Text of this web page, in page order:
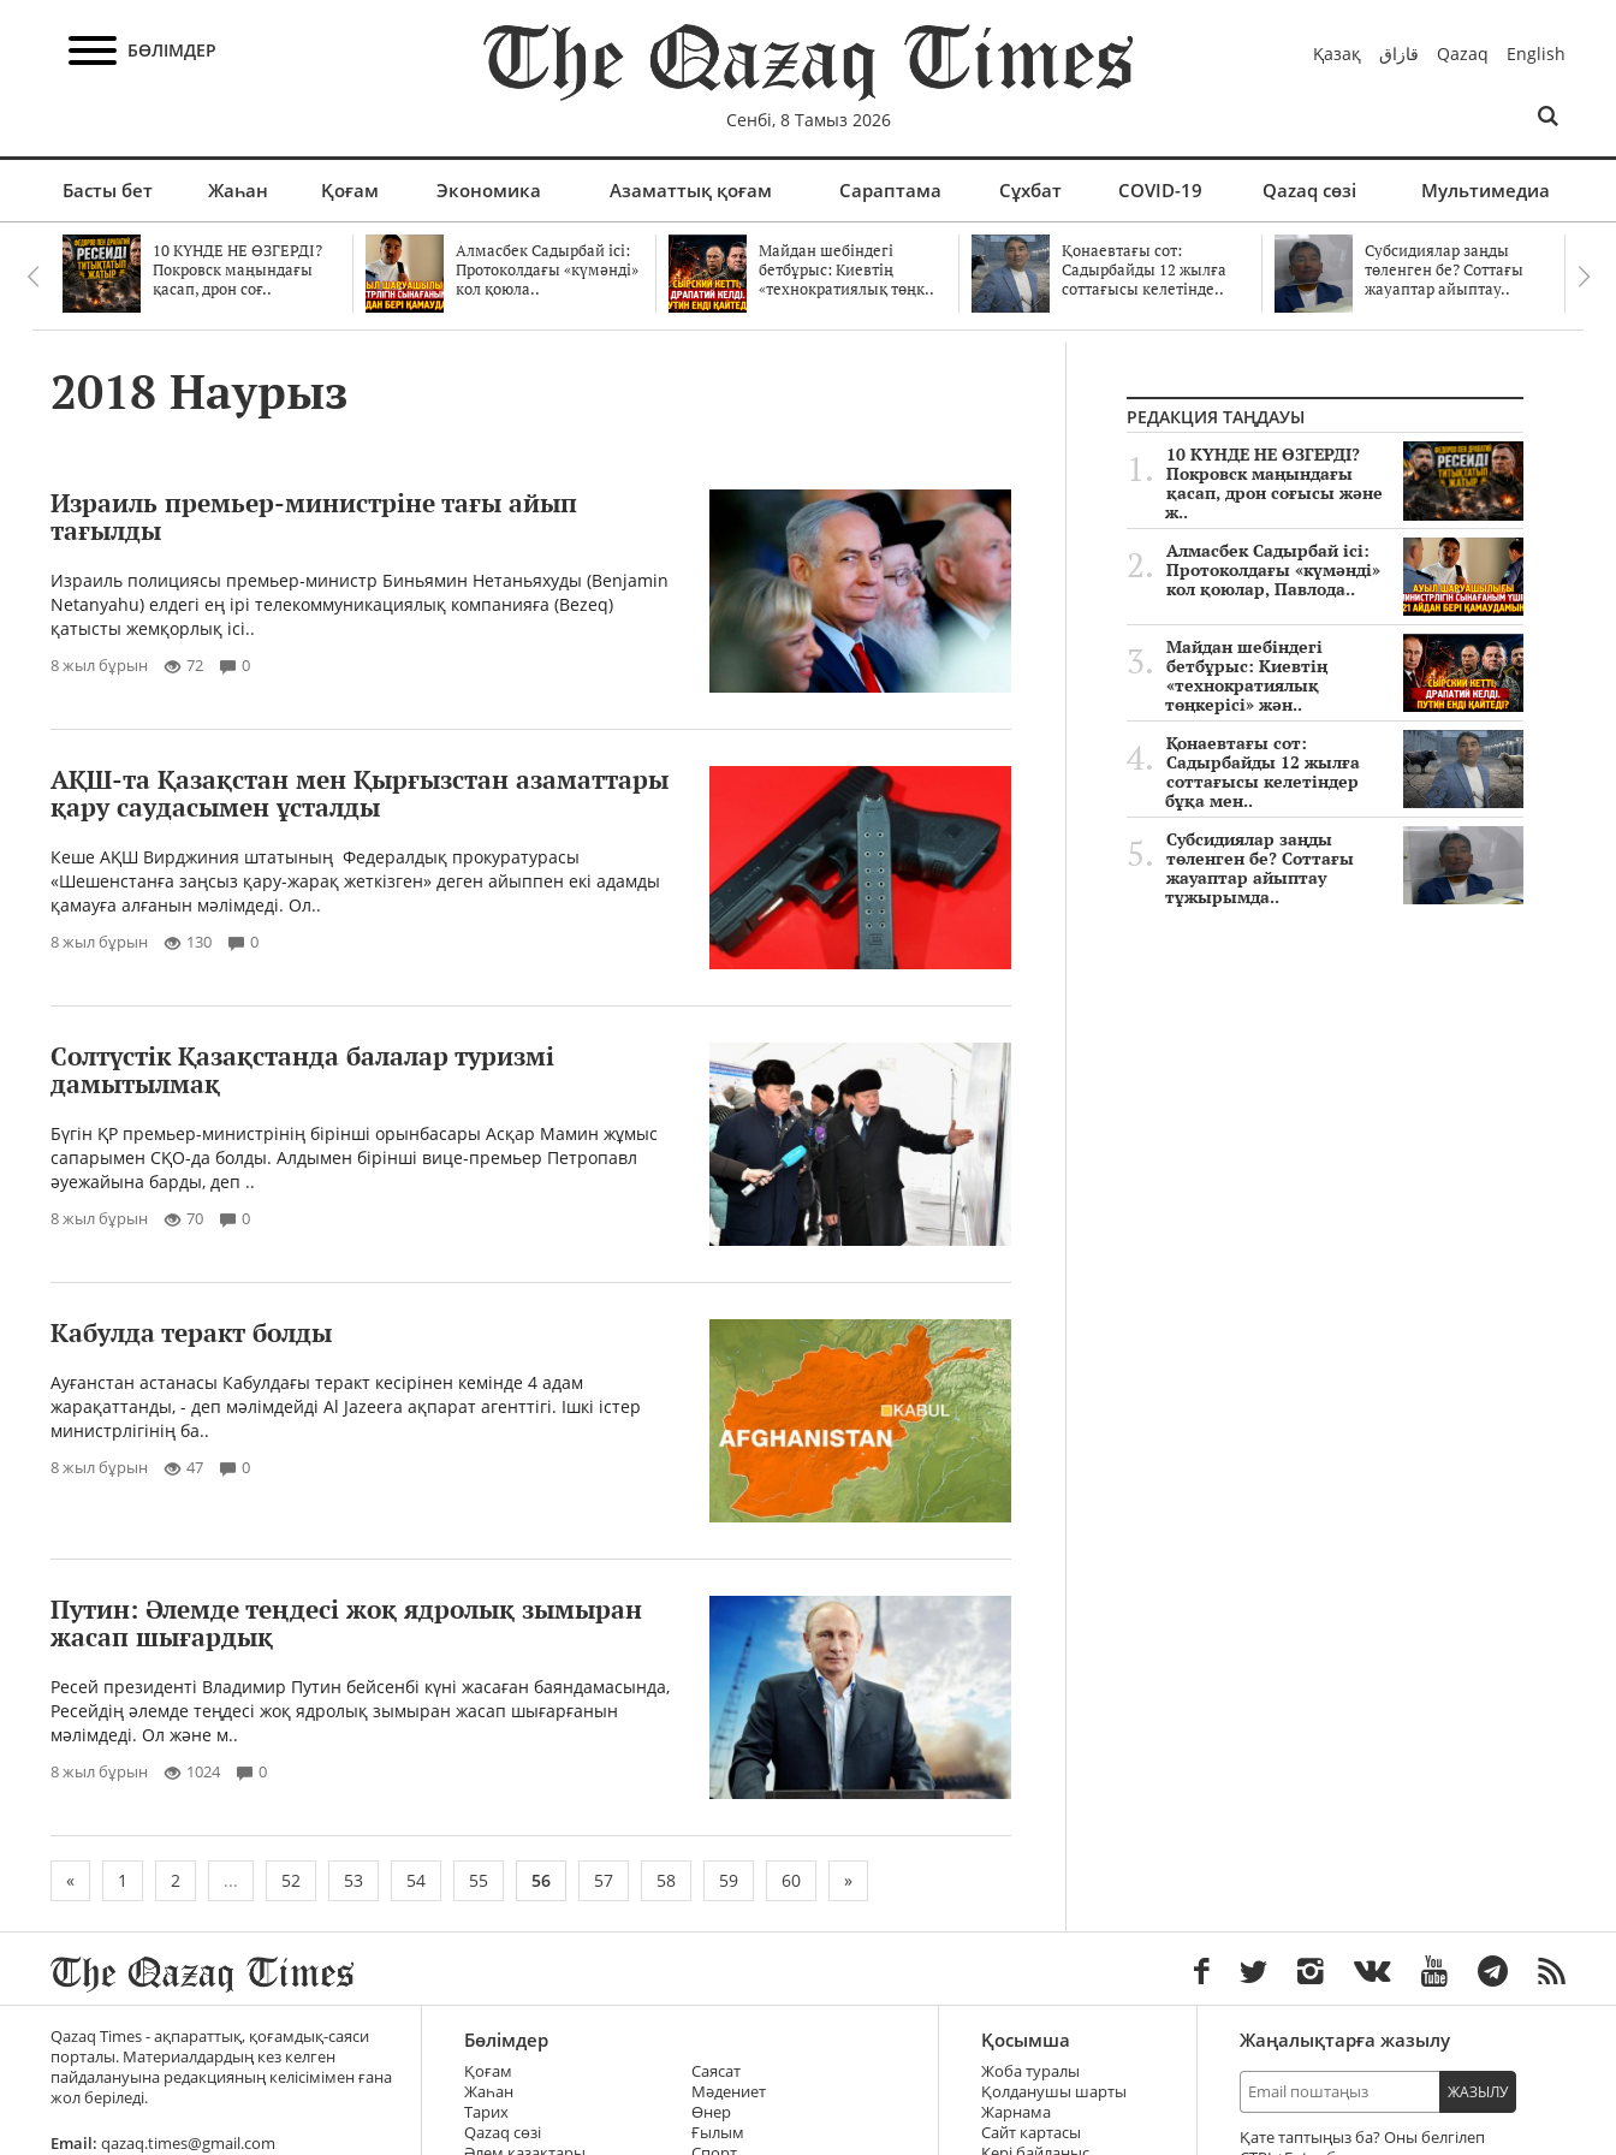
БӨЛІМДЕР
Сенбі, 8 Тамыз 2026
Қазақ قازاق Qazaq English
Басты бет Жаһан Қоғам Экономика Азаматтық қоғам Сараптама Сұхбат COVID-19 Qazaq сөзі Мультимедиа
10 КҮНДЕ НЕ ӨЗГЕРДІ?
Покровск маңындағы
қасап, дрон соғ..
Алмасбек Садырбай ісі:
Протоколдағы «күмәнді»
кол қоюла..
Майдан шебіндегі
бетбұрыс: Киевтің
«технократиялық төңк..
Қонаевтағы сот:
Садырбайды 12 жылға
соттағысы келетінде..
Субсидиялар заңды
төленген бе? Соттағы
жауаптар айыптау..
2018 Наурыз
Израиль премьер-министріне тағы айып
тағылды
Израиль полициясы премьер-министр Биньямин Нетаньяхуды (Benjamin
Netanyahu) елдегі ең ірі телекоммуникациялық компанияға (Bezeq)
қатысты жемқорлық ісі..
8 жыл бұрын 72 0
АҚШ-та Қазақстан мен Қырғызстан азаматтары
қару саудасымен ұсталды
Кеше АҚШ Вирджиния штатының Федералдық прокуратурасы
«Шешенстанға заңсыз қару-жарақ жеткізген» деген айыппен екі адамды
қамауға алғанын мәлімдеді. Ол..
8 жыл бұрын 130 0
Солтүстік Қазақстанда балалар туризмі
дамытылмақ
Бүгін ҚР премьер-министрінің бірінші орынбасары Асқар Мамин жұмыс
сапарымен СҚО-да болды. Алдымен бірінші вице-премьер Петропавл
әуежайына барды, деп ..
8 жыл бұрын 70 0
Кабулда теракт болды
Ауғанстан астанасы Кабулдағы теракт кесірінен кемінде 4 адам
жарақаттанды, - деп мәлімдейді Al Jazeera ақпарат агенттігі. Ішкі істер
министрлігінің ба..
8 жыл бұрын 47 0
Путин: Әлемде теңдесі жоқ ядролық зымыран
жасап шығардық
Ресей президенті Владимир Путин бейсенбі күні жасаған баяндамасында,
Ресейдің әлемде теңдесі жоқ ядролық зымыран жасап шығарғанын
мәлімдеді. Ол және м..
8 жыл бұрын 1024 0
« 1 2 ... 52 53 54 55 56 57 58 59 60 »
РЕДАКЦИЯ ТАҢДАУЫ
10 КҮНДЕ НЕ ӨЗГЕРДІ?
Покровск маңындағы
қасап, дрон соғысы және
ж..
Алмасбек Садырбай ісі:
Протоколдағы «күмәнді»
кол қоюлар, Павлода..
Майдан шебіндегі
бетбұрыс: Киевтің
«технократиялық
төңкерісі» жән..
Қонаевтағы сот:
Садырбайды 12 жылға
соттағысы келетіндер
бұқа мен..
Субсидиялар заңды
төленген бе? Соттағы
жауаптар айыптау
тұжырымда..
Qazaq Times - ақпараттық, қоғамдық-саяси
порталы. Материалдардың кез келген
пайдалануына редакцияның келісімімен ғана
жол беріледі.
Email: qazaq.times@gmail.com
Бөлімдер
Қоғам
Жаһан
Тарих
Qazaq сөзі
Саясат
Мәдениет
Өнер
Ғылым
Қосымша
Жоба туралы
Қолданушы шарты
Жарнама
Сайт картасы
Жаңалықтарға жазылу
ЖАЗЫЛУ
Қате таптыңыз ба? Оны белгілеп